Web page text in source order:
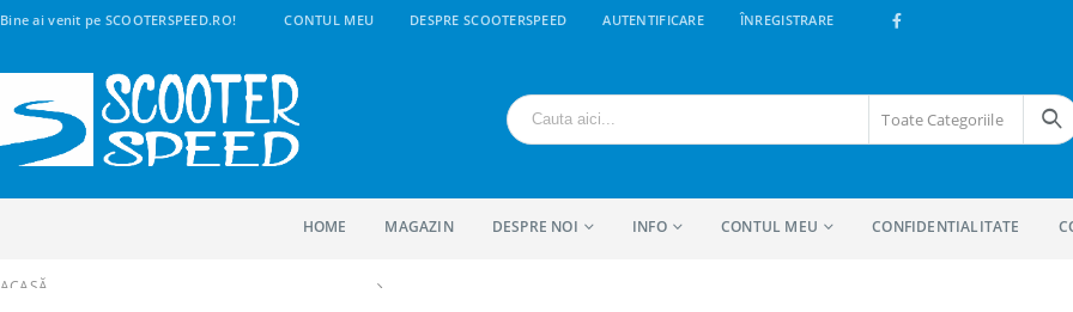
Bine ai venit pe SCOOTERSPEED.RO! CONTUL MEU DESPRE SCOOTERSPEED AUTENTIFICARE ÎNREGISTRARE
Toate Categoriile
HOME MAGAZIN DESPRE NOI INFO CONTUL MEU CONFIDENTIALITATE
ACASĂ